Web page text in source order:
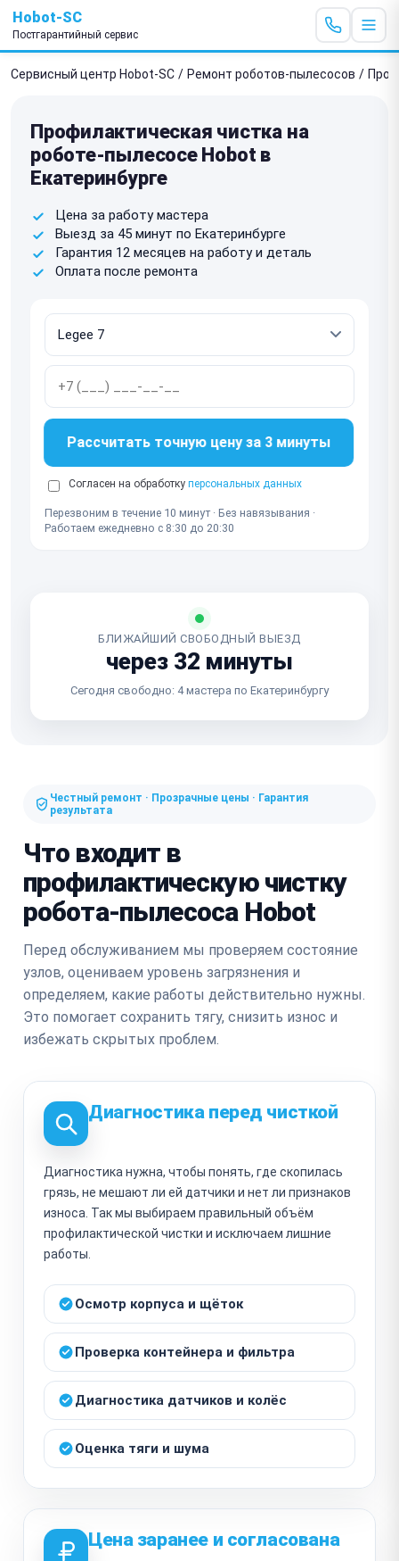
Hobot-SC
Постгарантийный сервис
Сервисный центр Hobot-SC / Ремонт роботов-пылесосов /
Профилактическая чистка на
роботе-пылесосе Hobot в
Екатеринбурге
Цена за работу мастера
Выезд за 45 минут по Екатеринбурге
Гарантия 12 месяцев на работу и деталь
Оплата после ремонта
Рассчитать точную цену за 3 минуты
Согласен на обработку персональных данных
Перезвоним в течение 10 минут · Без навязывания ·
Работаем ежедневно с 8:30 до 20:30
БЛИЖАЙШИЙ СВОБОДНЫЙ ВЫЕЗД
через 32 минуты
Сегодня свободно: 4 мастера по Екатеринбургу
Честный ремонт · Прозрачные цены · Гарантия
результата
Что входит в
профилактическую чистку
робота-пылесоса Hobot
Перед обслуживанием мы проверяем состояние
узлов, оцениваем уровень загрязнения и
определяем, какие работы действительно нужны.
Это помогает сохранить тягу, снизить износ и
избежать скрытых проблем.
Диагностика перед чисткой
Диагностика нужна, чтобы понять, где скопилась
грязь, не мешают ли ей датчики и нет ли признаков
износа. Так мы выбираем правильный объём
профилактической чистки и исключаем лишние
работы.
Осмотр корпуса и щёток
Проверка контейнера и фильтра
Диагностика датчиков и колёс
Оценка тяги и шума
Цена заранее и согласована